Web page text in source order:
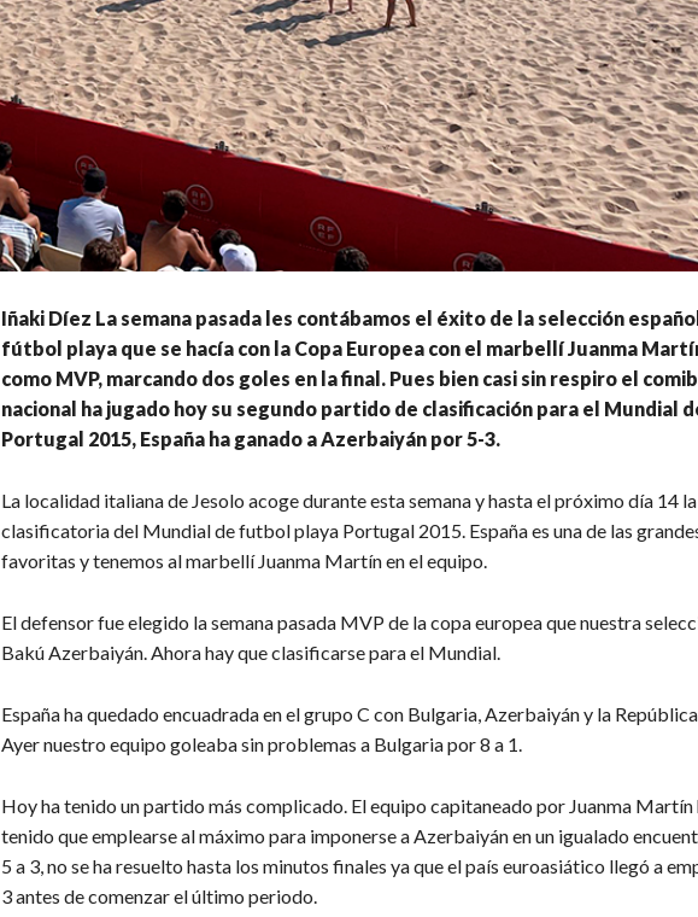
Iñaki Díez La semana pasada les contábamos el éxito de la selección
fútbol playa que se hacía con la Copa Europea con el marbellí Juanma
como MVP, marcando dos goles en la final. Pues bien casi sin respiro el
nacional ha jugado hoy su segundo partido de clasificación para el Mundial
Portugal 2015, España ha ganado a Azerbaiyán por 5-3.
La localidad italiana de Jesolo acoge durante esta semana y hasta el próximo día 14
clasificatoria del Mundial de futbol playa Portugal 2015. España es una de las
favoritas y tenemos al marbellí Juanma Martín en el equipo.
El defensor fue elegido la semana pasada MVP de la copa europea que nuestra
Bakú Azerbaiyán. Ahora hay que clasificarse para el Mundial.
España ha quedado encuadrada en el grupo C con Bulgaria, Azerbaiyán y la
Ayer nuestro equipo goleaba sin problemas a Bulgaria por 8 a 1.
Hoy ha tenido un partido más complicado. El equipo capitaneado por Juanma Martín
tenido que emplearse al máximo para imponerse a Azerbaiyán en un igualado
5 a 3, no se ha resuelto hasta los minutos finales ya que el país euroasiático llegó a
3 antes de comenzar el último periodo.